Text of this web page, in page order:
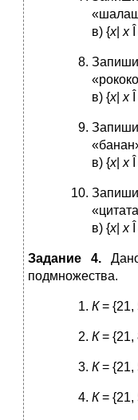
в) {x| xÎ
в) {x| xÎ
в) {x| xÎ
в) {x| xÎ
Задание 4.
подмножества.
К= {21,
К= {21,
К= {21,
К= {21,